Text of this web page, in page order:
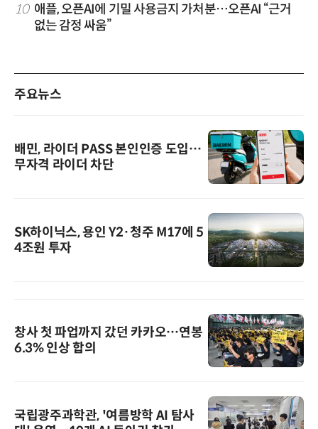
10 애플, 오픈AI에 기밀 사용금지 가처분…오픈AI “근거
없는 감정 싸움”
주요뉴스
배민, 라이더 PASS 본인인증 도입…
무자격 라이더 차단
SK하이닉스, 용인 Y2·청주 M17에 5
4조원 투자
창사 첫 파업까지 갔던 카카오…연봉
6.3% 인상 합의
국립광주과학관, '여름방학 AI 탐사